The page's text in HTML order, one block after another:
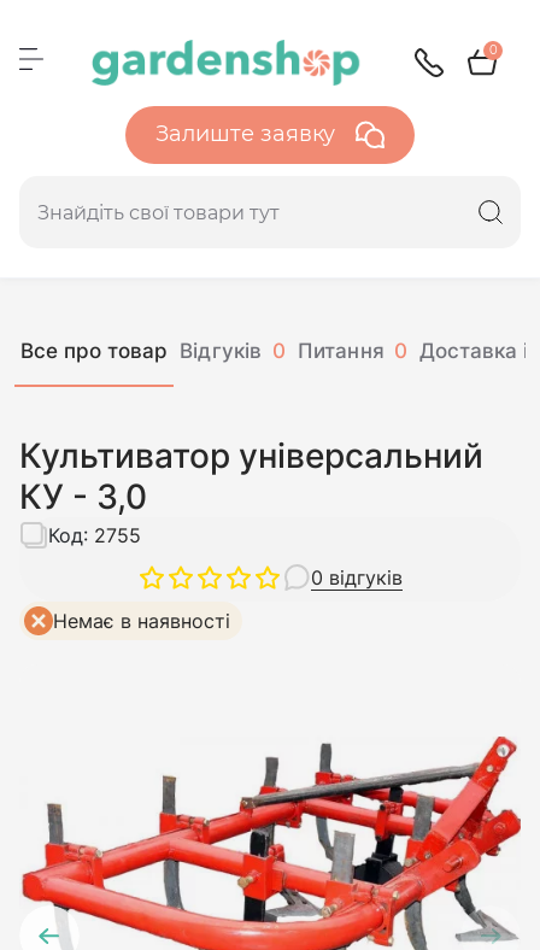
0
Залиште заявку
Все про товар Відгуків 0 Питання 0 Доставка і
Культиватор універсальний
КУ - 3,0
0 відгуків
Код: 2755
Немає в наявності